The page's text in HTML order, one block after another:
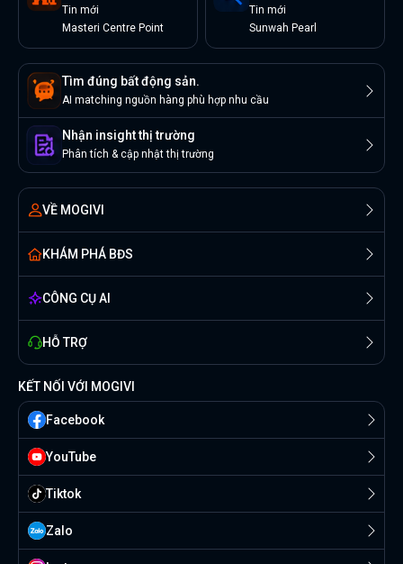
Tin mới
Masteri Centre Point
Tin mới
Sunwah Pearl
Tìm đúng bất động sản.
AI matching nguồn hàng phù hợp nhu cầu
Nhận insight thị trường
Phân tích & cập nhật thị trường
VỀ MOGIVI
KHÁM PHÁ BĐS
CÔNG CỤ AI
HỖ TRỢ
KẾT NỐI VỚI MOGIVI
Facebook
YouTube
Tiktok
Zalo